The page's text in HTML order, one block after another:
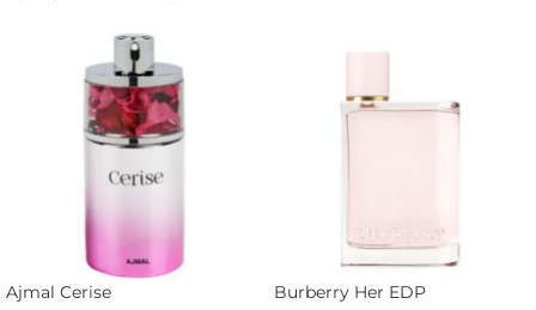
Ajmal Cerise Burberry Her EDP